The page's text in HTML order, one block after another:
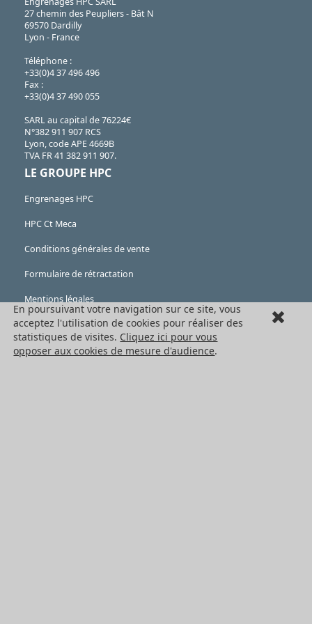
27 chemin des Peupliers - Bât N
69570 Dardilly
Lyon - France
Téléphone :
+33(0)4 37 496 496
Fax :
+33(0)4 37 490 055
SARL au capital de 76224€
N°382 911 907 RCS
Lyon, code APE 4669B
TVA FR 41 382 911 907.
LE GROUPE HPC
Engrenages HPC
HPC Ct Meca
Conditions générales de vente
Formulaire de rétractation
Mentions légales
Cookies
LES PRODUITS
En poursuivant votre navigation sur ce site, vous
acceptez l'utilisation de cookies pour réaliser des
statistiques de visites. Cliquez ici pour vous
opposer aux cookies de mesure d'audience.